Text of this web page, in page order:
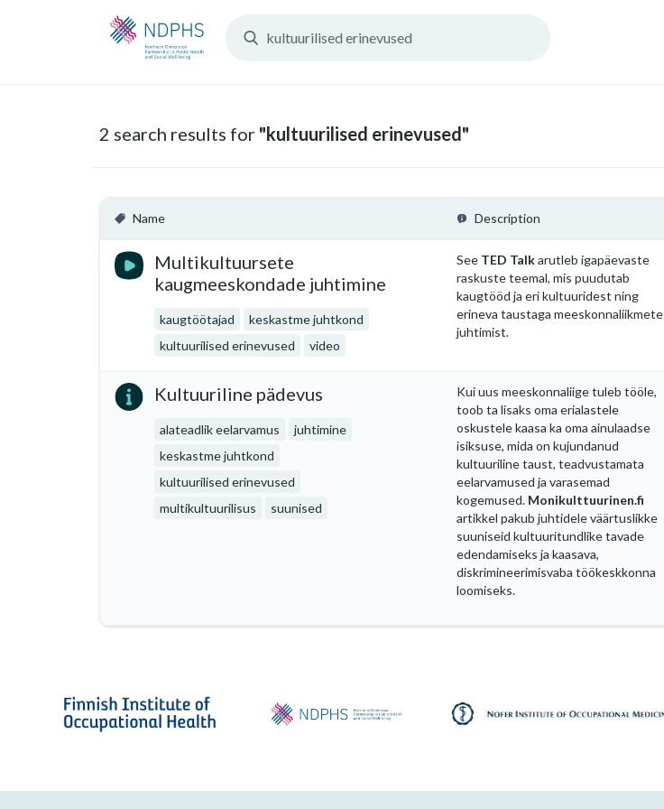
Search
2 search results for "kultuurilised erinevused"
Name Description
Multikultuursete
kaugmeeskondade juhtimine
kaugtöötajad
keskastme juhtkond
kultuurilised erinevused
video
See TED Talkarutleb igapäevaste
raskuste teemal, mis puudutab
kaugtööd ja eri kultuuridest ning
erineva taustaga meeskonnaliikmete
juhtimist.
Kultuuriline pädevus
alateadlik eelarvamus
juhtimine
keskastme juhtkond
kultuurilised erinevused
multikultuurilisus
suunised
Kui uus meeskonnaliige tuleb tööle,
toob ta lisaks oma erialastele
oskustele kaasa ka oma ainulaadse
isiksuse, mida on kujundanud
kultuuriline taust, teadvustamata
eelarvamused ja varasemad
kogemused. Monikulttuurinen.fi
artikkel pakub juhtidele väärtuslikke
suuniseid kultuuritundlike tavade
edendamiseks ja kaasava,
diskrimineerimisvaba töökeskkonna
loomiseks.